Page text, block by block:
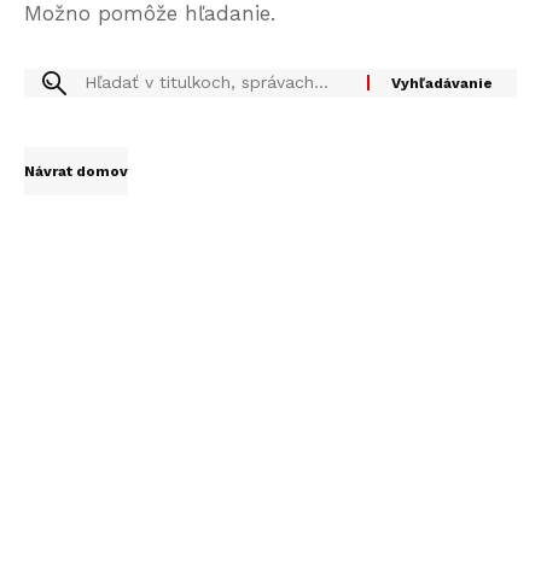
Možno pomôže hľadanie.
Návrat domov